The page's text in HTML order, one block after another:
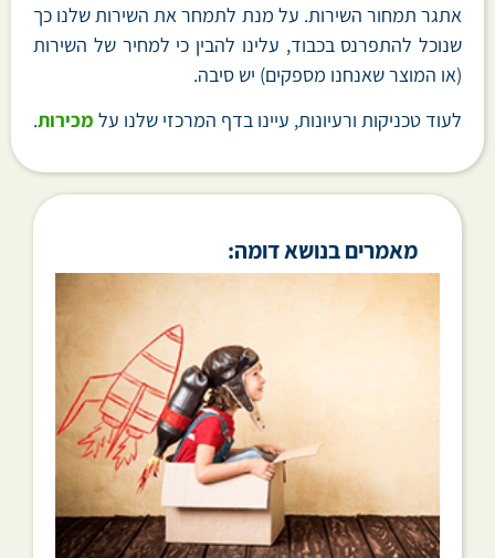
אתגר תמחור השירות. על מנת לתמחר את השירות שלנו כך
שנוכל להתפרנס בכבוד, עלינו להבין כי למחיר של השירות
(או המוצר שאנחנו מספקים) יש סיבה.
לעוד טכניקות ורעיונות, עיינו בדף המרכזי שלנו על מכירות.
מאמרים בנושא דומה: